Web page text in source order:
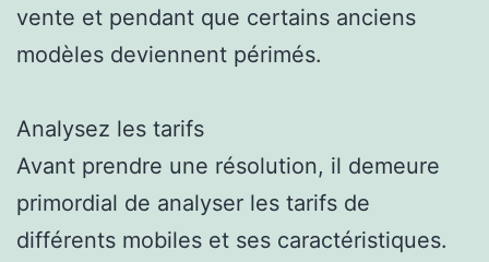
vente et pendant que certains anciens
modèles deviennent périmés.
Analysez les tarifs
Avant prendre une résolution, il demeure
primordial de analyser les tarifs de
différents mobiles et ses caractéristiques.